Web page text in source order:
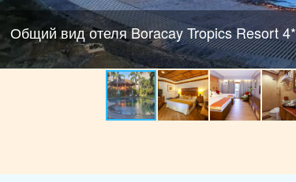
Общий вид отеля Boracay Tropics Resort 4*